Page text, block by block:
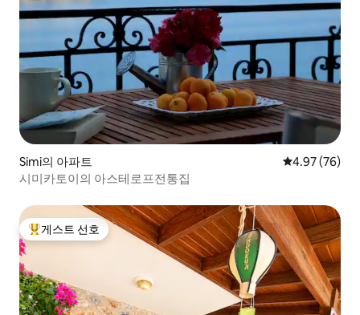
Simi의 아파트 평점 4.97점(5
4.97 (76)
시미카토이의 아스테로프전통집
상위 게스트 선호
게스트 선호